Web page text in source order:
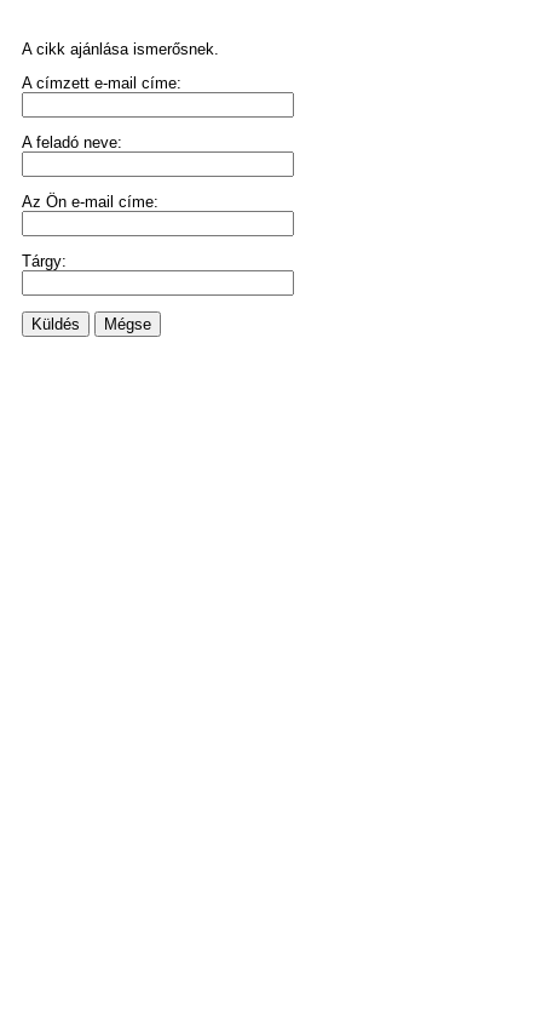
A cikk ajánlása ismerősnek.
A címzett e-mail címe:
A feladó neve:
Az Ön e-mail címe:
Tárgy:
Küldés Mégse